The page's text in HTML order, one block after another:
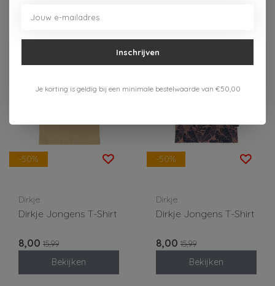
-50%
Dirkje
Dirkje Jongens T-Shirt
8,00 15,99
Bekijken
-50%
Dirkje
Dirkje Jongens T-Shirt
8,00 15,99
Bekijken
Inschrijven
Je korting is geldig bij een minimale bestelwaarde van €50,00